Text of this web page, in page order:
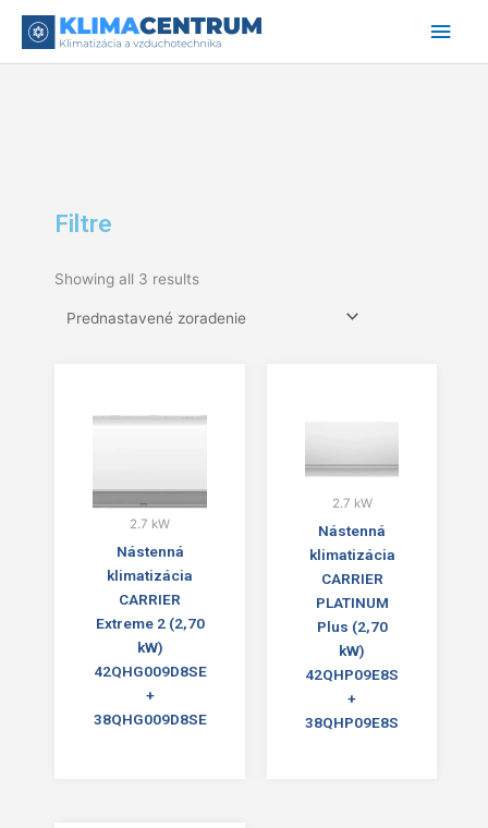
Filtre
Showing all 3 results
2.7 kW
Nástenná
klimatizácia
CARRIER
Extreme 2 (2,70
kW)
42QHG009D8SE
+
38QHG009D8SE
2.7 kW
Nástenná
klimatizácia
CARRIER
PLATINUM
Plus (2,70
kW)
42QHP09E8S
+
38QHP09E8S